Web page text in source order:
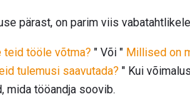
pärast, on parim viis
tööle võtma? " Või " Millised on
tulemusi saavutada? " Kui
mida tööandja soovib.